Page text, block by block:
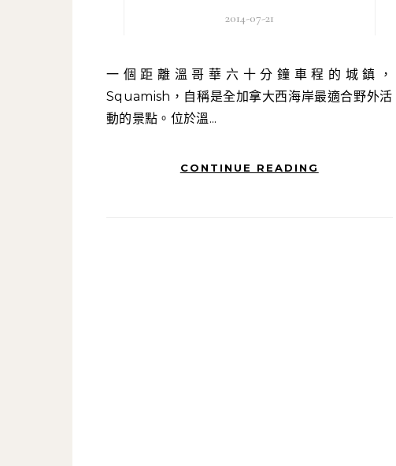
2014-07-21
一個距離溫哥華六十分鐘車程的城鎮，
Squamish，自稱是全加拿大西海岸最適合野外活
動的景點。位於溫...
CONTINUE READING